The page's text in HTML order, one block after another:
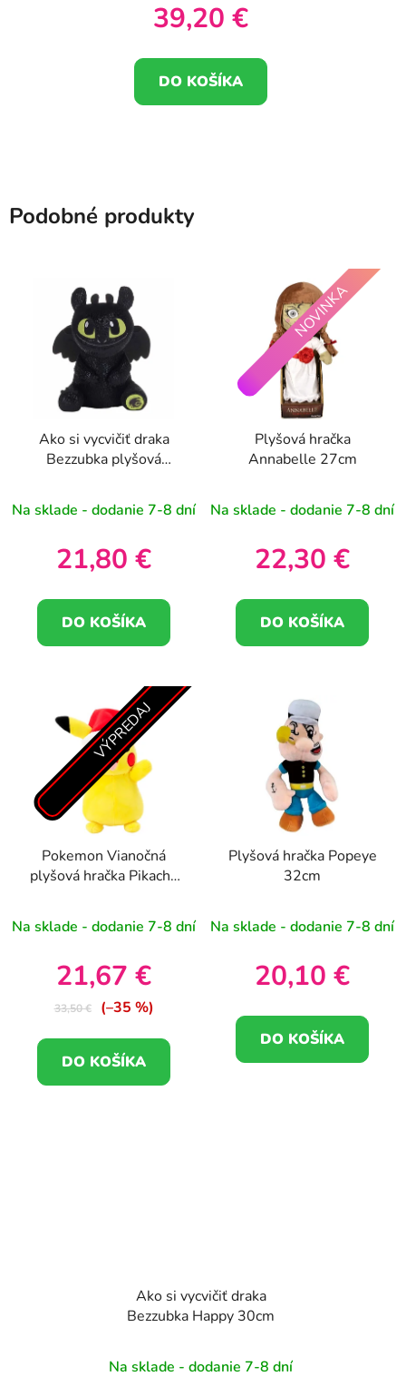
39,20 €
DO KOŠÍKA
Podobné produkty
Ako si vycvičiť draka
Bezzubka plyšová
Na sklade - dodanie 7-8 dní
21,80 €
DO KOŠÍKA
NOVINKA
Plyšová hračka
Annabelle 27cm
Na sklade - dodanie 7-8 dní
22,30 €
DO KOŠÍKA
VÝPREDAJ
Pokemon Vianočná
plyšová hračka Pikachu
Na sklade - dodanie 7-8 dní
21,67 €
33,50 € (–35 %)
DO KOŠÍKA
Plyšová hračka Popeye
32cm
Na sklade - dodanie 7-8 dní
20,10 €
DO KOŠÍKA
Ako si vycvičiť draka
Bezzubka Happy 30cm
Na sklade - dodanie 7-8 dní